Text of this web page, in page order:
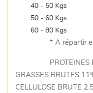
40 - 50 Kgs
50 - 60 Kgs
60 - 80 Kgs
* A répartir
GRASSES BRUTES
CELLULOSE BRUTE